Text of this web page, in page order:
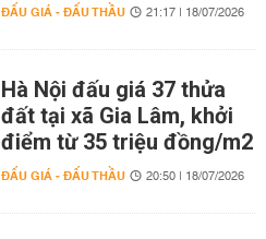
ĐẤU GIÁ - ĐẤU THẦU 21:17 | 18/07/2026
Hà Nội đấu giá 37 thửa
đất tại xã Gia Lâm, khởi
điểm từ 35 triệu đồng/m2
ĐẤU GIÁ - ĐẤU THẦU 20:50 | 18/07/2026